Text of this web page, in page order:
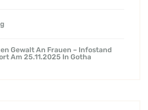
Gewalt An Frauen – Infostand
Am 25.11.2025 In Gotha